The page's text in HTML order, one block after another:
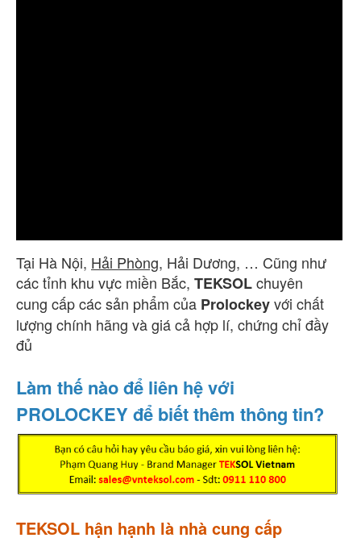
Tại Hà Nội, Hải Phòng, Hải Dương, … Cũng như
các tỉnh khu vực miền Bắc, TEKSOLchuyên
cung cấp các sản phẩm của Prolockeyvới chất
lượng chính hãng và giá cả hợp lí, chứng chỉ đầy
đủ
Làm thế nào để liên hệ với
PROLOCKEY để biết thêm thông tin?
TEKSOL hận hạnh là nhà cung cấp